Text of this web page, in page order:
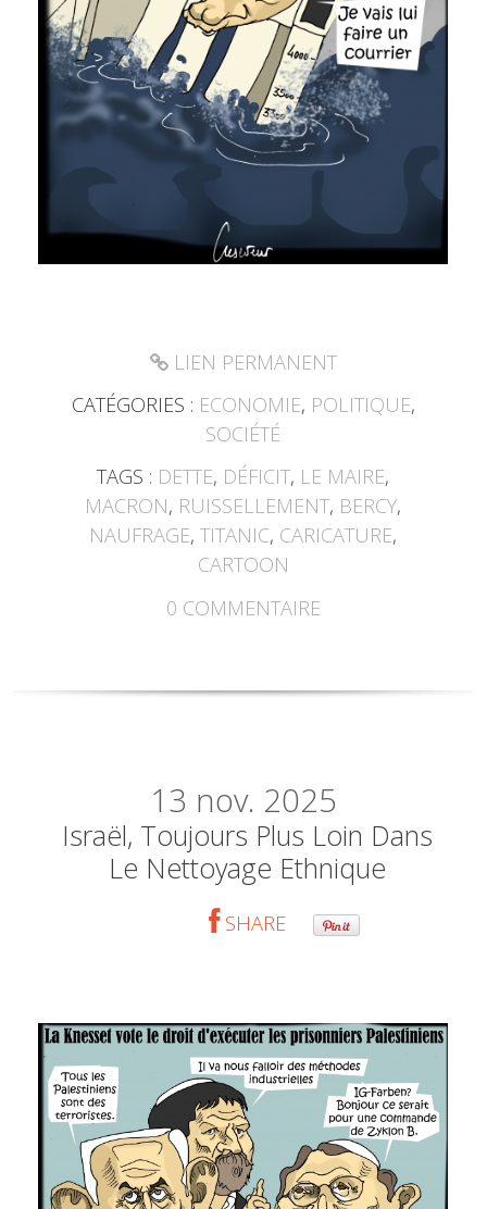
LIEN PERMANENT
CATÉGORIES : ECONOMIE, POLITIQUE,
SOCIÉTÉ
TAGS : DETTE, DÉFICIT, LE MAIRE,
MACRON, RUISSELLEMENT, BERCY,
NAUFRAGE,TITANIC, CARICATURE,
CARTOON
0 COMMENTAIRE
13 nov. 2025
Israël, Toujours Plus Loin Dans
Le Nettoyage Ethnique
SHARE